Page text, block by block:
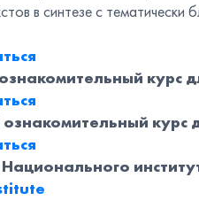
в синтезе с тематически
курс
курс